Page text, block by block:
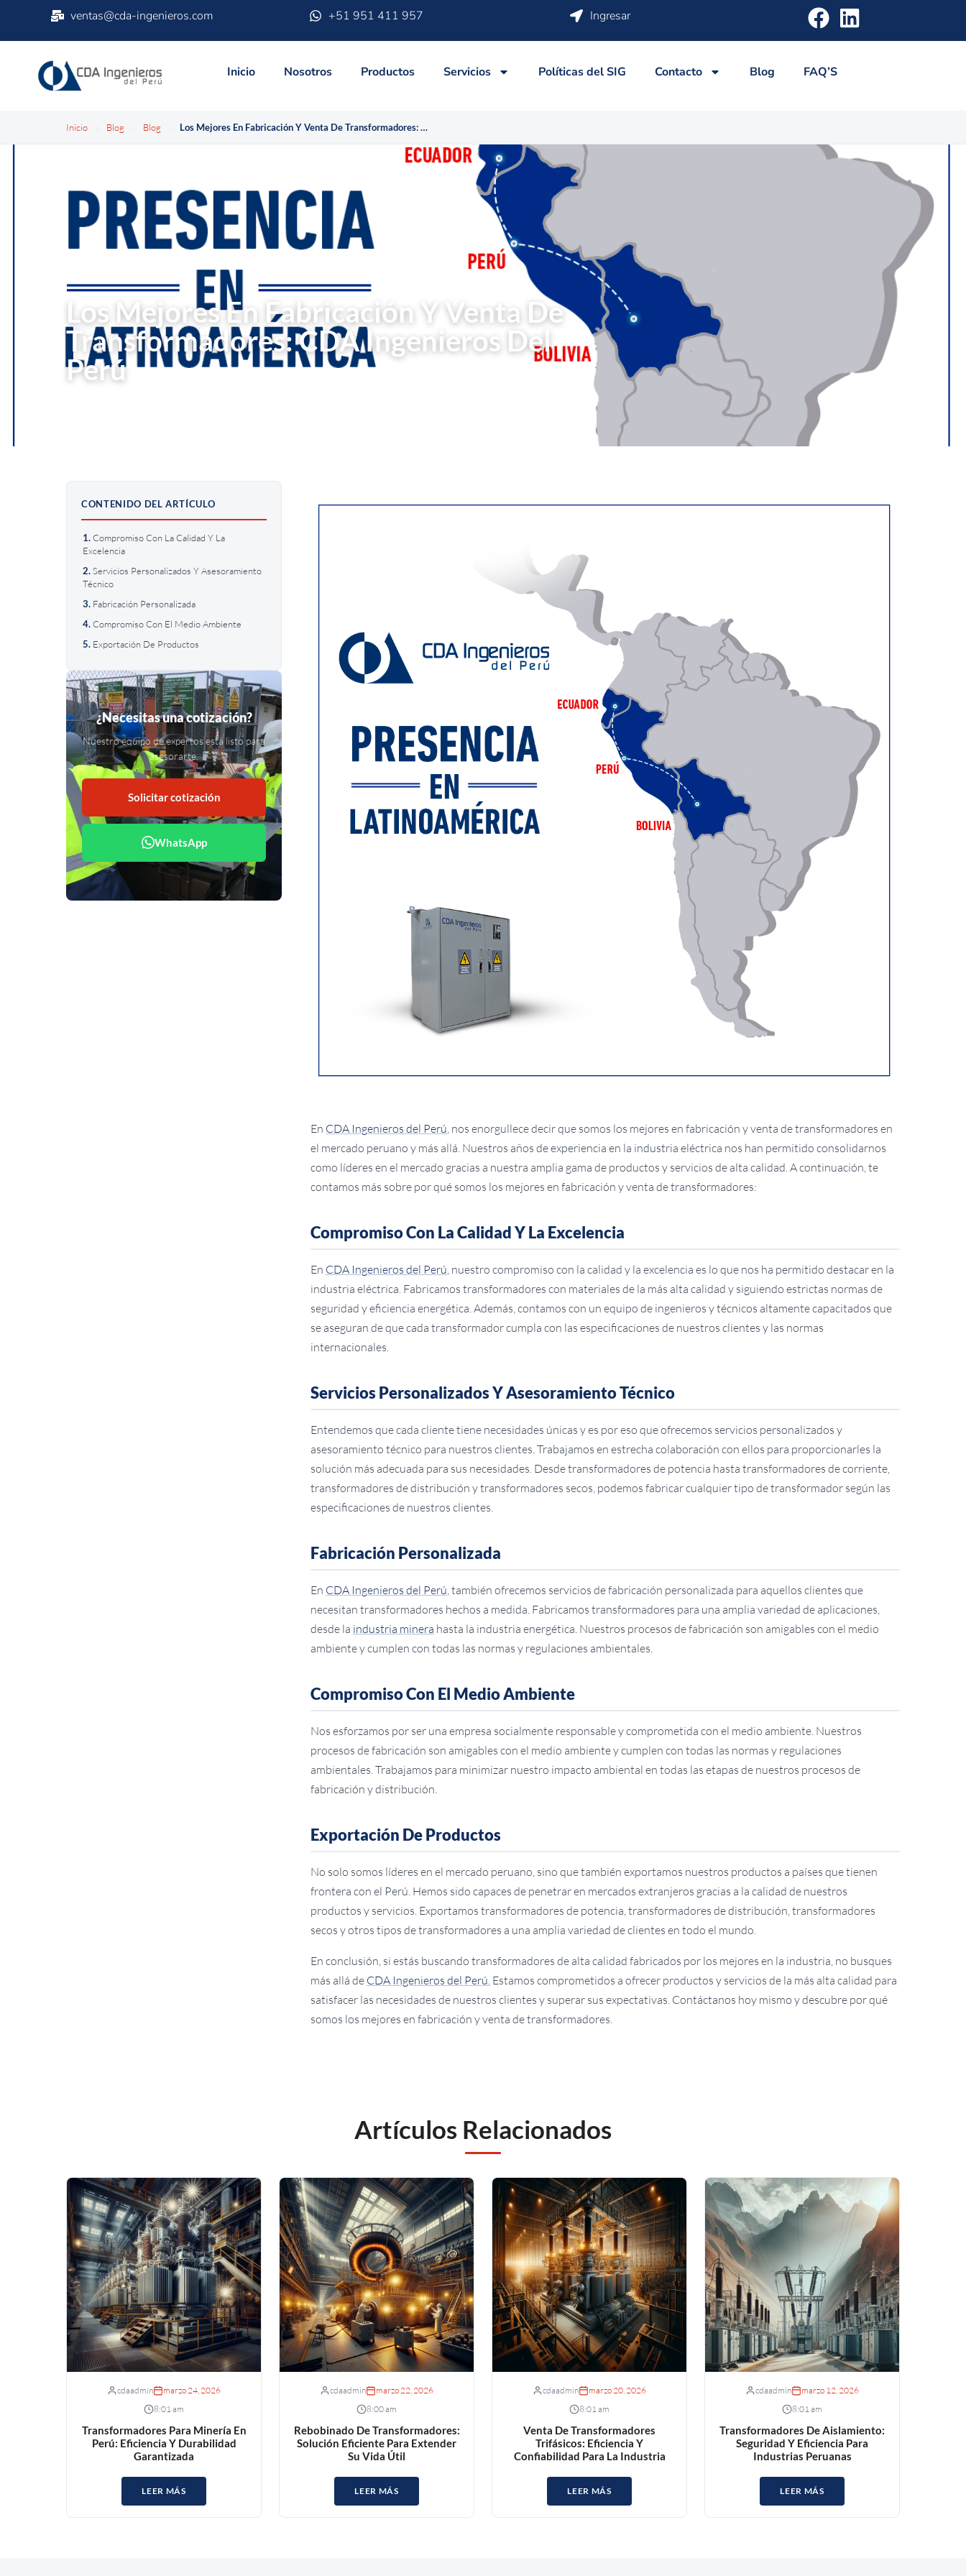
ventas@cda-ingenieros.com +51 951 411 957 Ingresar
Inicio Nosotros Productos Servicios Políticas del SIG Contacto Blog FAQ’S
Inicio Blog Blog Los Mejores En Fabricación Y Venta De Transformadores: CDA Ingenieros Del Perú
Los Mejores En Fabricación Y Venta De
Transformadores: CDA Ingenieros Del
Perú
CONTENIDO DEL ARTÍCULO
Compromiso Con La Calidad Y La
Excelencia
Servicios Personalizados Y Asesoramiento
Técnico
Fabricación Personalizada
Compromiso Con El Medio Ambiente
Exportación De Productos
¿Necesitas una cotización?
Nuestro equipo de expertos está listo para
asesorarte.
Solicitar cotización
WhatsApp
En CDA Ingenieros del Perú , nos enorgullece decir que somos los mejores en fabricación y venta de transformadores en
el mercado peruano y más allá. Nuestros años de experiencia en la industria eléctrica nos han permitido consolidarnos
como líderes en el mercado gracias a nuestra amplia gama de productos y servicios de alta calidad. A continuación, te
contamos más sobre por qué somos los mejores en fabricación y venta de transformadores:
Compromiso Con La Calidad Y La Excelencia
En CDA Ingenieros del Perú , nuestro compromiso con la calidad y la excelencia es lo que nos ha permitido destacar en la
industria eléctrica. Fabricamos transformadores con materiales de la más alta calidad y siguiendo estrictas normas de
seguridad y eficiencia energética. Además, contamos con un equipo de ingenieros y técnicos altamente capacitados que
se aseguran de que cada transformador cumpla con las especificaciones de nuestros clientes y las normas
internacionales.
Servicios Personalizados Y Asesoramiento Técnico
Entendemos que cada cliente tiene necesidades únicas y es por eso que ofrecemos servicios personalizados y
asesoramiento técnico para nuestros clientes. Trabajamos en estrecha colaboración con ellos para proporcionarles la
solución más adecuada para sus necesidades. Desde transformadores de potencia hasta transformadores de corriente,
transformadores de distribución y transformadores secos, podemos fabricar cualquier tipo de transformador según las
especificaciones de nuestros clientes.
Fabricación Personalizada
En CDA Ingenieros del Perú , también ofrecemos servicios de fabricación personalizada para aquellos clientes que
necesitan transformadores hechos a medida. Fabricamos transformadores para una amplia variedad de aplicaciones,
desde la industria minera hasta la industria energética. Nuestros procesos de fabricación son amigables con el medio
ambiente y cumplen con todas las normas y regulaciones ambientales.
Compromiso Con El Medio Ambiente
Nos esforzamos por ser una empresa socialmente responsable y comprometida con el medio ambiente. Nuestros
procesos de fabricación son amigables con el medio ambiente y cumplen con todas las normas y regulaciones
ambientales. Trabajamos para minimizar nuestro impacto ambiental en todas las etapas de nuestros procesos de
fabricación y distribución.
Exportación De Productos
No solo somos líderes en el mercado peruano, sino que también exportamos nuestros productos a países que tienen
frontera con el Perú. Hemos sido capaces de penetrar en mercados extranjeros gracias a la calidad de nuestros
productos y servicios. Exportamos transformadores de potencia, transformadores de distribución, transformadores
secos y otros tipos de transformadores a una amplia variedad de clientes en todo el mundo.
En conclusión, si estás buscando transformadores de alta calidad fabricados por los mejores en la industria, no busques
más allá de CDA Ingenieros del Perú. Estamos comprometidos a ofrecer productos y servicios de la más alta calidad para
satisfacer las necesidades de nuestros clientes y superar sus expectativas. Contáctanos hoy mismo y descubre por qué
somos los mejores en fabricación y venta de transformadores.
Artículos Relacionados
cdaadmin
marzo 24, 2026
8:01 am
Transformadores Para Minería En
Perú: Eficiencia Y Durabilidad
Garantizada
LEER MÁS
cdaadmin
marzo 22, 2026
8:00 am
Rebobinado De Transformadores:
Solución Eficiente Para Extender
Su Vida Útil
LEER MÁS
cdaadmin
marzo 20, 2026
8:01 am
Venta De Transformadores
Trifásicos: Eficiencia Y
Confiabilidad Para La Industria
LEER MÁS
cdaadmin
marzo 12, 2026
8:01 am
Transformadores De Aislamiento:
Seguridad Y Eficiencia Para
Industrias Peruanas
LEER MÁS